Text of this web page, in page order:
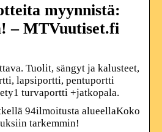
myynnistä:
– MTVuutiset.fi
Tuolit, sängyt ja kalusteet,
lapsiportti, pentuportti
turvaportti +jatkopala.
94ilmoitusta alueellaKoko
tarkemmin!